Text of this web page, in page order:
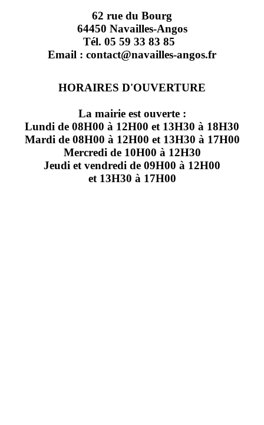
62 rue du Bourg
64450 Navailles-Angos
Tél. 05 59 33 83 85
Email : contact@navailles-angos.fr
HORAIRES D'OUVERTURE
La mairie est ouverte :
Lundi de 08H00 à 12H00 et 13H30 à 18H30
Mardi de 08H00 à 12H00 et 13H30 à 17H00
Mercredi de 10H00 à 12H30
Jeudi et vendredi de 09H00 à 12H00
et 13H30 à 17H00